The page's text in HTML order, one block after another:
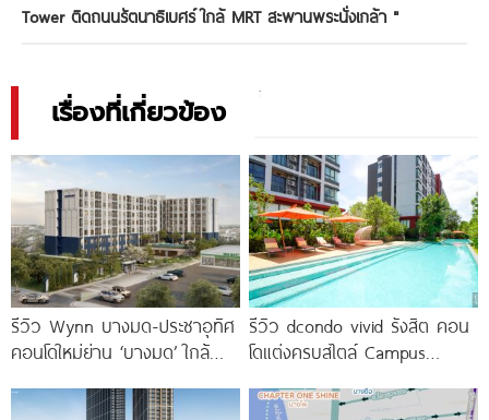
Tower ติดถนนรัตนาธิเบศร์ ใกล้ MRT สะพานพระนั่งเกล้า "
เรื่องที่เกี่ยวข้อง
รีวิว Wynn บางมด-ประชาอุทิศ
คอนโดใหม่ย่าน ‘บางมด’ ใกล้
สายสีม่วง
รีวิว dcondo vivid รังสิต คอน
โดแต่งครบสไตล์ Campus
พร้อมรับ-ส่ง